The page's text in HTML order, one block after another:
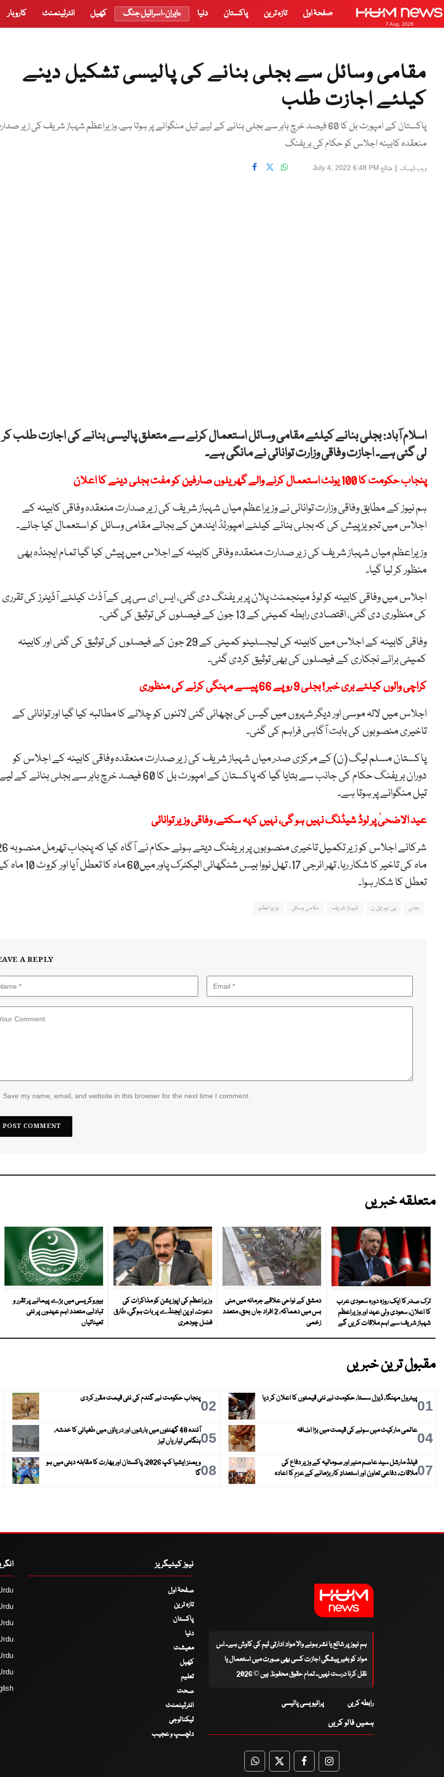
7 Aug, 2026
صفحۂ اول تازہ ترین پاکستان دنیا ایران-اسرائیل جنگ کھیل انٹرٹینمنٹ کاروبار
مقامی وسائل سے بجلی بنانے کی پالیسی تشکیل دینے
کیلئے اجازت طلب
پاکستان کے امپورٹ بل کا 60 فیصد خرچ باہر سے بجلی بنانے کے لیے تیل منگوانے پر ہوتا ہے، وزیراعظم شہباز شریف کی زیر
منعقدہ کابینہ اجلاس کو حکام کی بریفنگ
ویب ڈیسک | شائع July 4, 2022 6:48 PM
اسلام آباد: بجلی بنانے کیلئے مقامی وسائل استعمال کرنے سے متعلق پالیسی بنانے کی اجازت طلب کر
لی گئی ہے۔ اجازت وفاقی وزارت توانائی نے مانگی ہے۔
پنجاب حکومت کا 100 یونٹ استعمال کرنے والے گھریلوں صارفین کو مفت بجلی دینے کا اعلان
ہم نیوز کے مطابق وفاقی وزارت توانائی نے وزیراعظم میاں شہباز شریف کی زیر صدارت منعقدہ وفاقی کابینہ کے
اجلاس میں تجویز پیش کی کہ بجلی بنانے کیلئے امپورٹڈ ایندھن کے بجائے مقامی وسائل کو استعمال کیا جائے۔
وزیراعظم میاں شہباز شریف کی زیر صدارت منعقدہ وفاقی کابینہ کے اجلاس میں پیش کیا گیا تمام ایجنڈہ بھی
منظور کر لیا گیا۔
اجلاس میں وفاقی کابینہ کو لوڈ مینجمنٹ پلان پر بریفنگ دی گئی، ایس ای سی پی کےآڈٹ کیلئے آڈیٹرز کی تقرری
کی منظوری دی گئی، اقتصادی رابطہ کمیٹی کے 13 جون کے فیصلوں کی توثیق کی گئی۔
وفاقی کابینہ کے اجلاس میں کابینہ کی لیجسلیٹو کمیٹی کے 29 جون کے فیصلوں کی توثیق کی گئی اور کابینہ
کمیٹی برائے نجکاری کے فیصلوں کی بھی توثیق کردی گئی۔
کراچی والوں کیلئے بری خبر ! بجلی 9 روپے 66 پیسے مہنگی کرنے کی منظوری
اجلاس میں لالہ موسی اور دیگر شہروں میں گیس کی بچھائی گئی لائنوں کو چلانے کا مطالبہ کیا گیا اور توانائی کے
تاخیری منصوبوں کی بابت آگاہی فراہم کی گئی۔
پاکستان مسلم لیگ (ن) کے مرکزی صدر میاں شہباز شریف کی زیر صدارت منعقدہ وفاقی کابینہ کے اجلاس کو
دوران بریفنگ حکام کی جانب سے بتایا گیا کہ پاکستان کے امپورٹ بل کا 60 فیصد خرچ باہر سے بجلی بنانے کے
تیل منگوانے پر ہوتا ہے۔
عید الاضحیٰ پر لوڈ شیڈنگ نہیں ہو گی، نہیں کہہ سکتے، وفاقی وزیر توانائی
شرکائے اجلاس کو زیر تکمیل تاخیری منصوبوں
ماہ کی تاخیر کا شکار رہا، تھر انرجی 17، تھل نووا بیس شنگھائی الیکٹرک پاور میں60 ماہ
تعطل کا شکار ہوا۔
بجلی پی ایم ایل ن شہباز شریف مقامی وسائل وزیراعظم
A REPLY
Save my name, email, and website in this browser for the next time I comment.
متعلقہ خبریں
ترک صدر کا ایک روزہ دورہ سعودی عرب
کا اعلان، سعودی ولی عہد اور وزیراعظم
شہباز شریف سے اہم ملاقات کریں گے
دمشق کے نواحی علاقے جرمانہ میں منی
بس میں دھماکہ، 2 افراد جاں بحق، متعدد
زخمی
وزیراعظم کی اپوزیشن کو مذاکرات کی
دعوت، اوپن ایجنڈے پر بات ہوگی، طارق
فضل چودھری
بیوروکریسی میں بڑے پیمانے پر تقرر و
تبادلے، متعدد اہم عہدوں پر نئی
تعیناتیاں
مقبول ترین خبریں
01پیٹرول مہنگا، ڈیزل سستا، حکومت نے نئی قیمتوں کا اعلان کر دیا 02پنجاب حکومت نے گندم کی نئی قیمت مقرر کردی
04عالمی مارکیٹ میں سونے کی قیمت میں بڑا اضافہ 05
آئندہ 48 گھنٹوں میں بارشوں اور دریاؤں میں طغیانی کا خدشہ،
ہنگامی تیاریاں تیز
07فیلڈ مارشل سید عاصم منیر اور صومالیہ کے وزیر دفاع کی
ملاقات، دفاعی تعاون اور استعدادِ کار بڑھانے کے عزم کا اعادہ
08
ویمنز ایشیا کپ 2026، پاکستان اور بھارت کا مقابلہ دبئی میں ہو
گا
ہم نیوز پر شائع یا نشر ہونے والا مواد ادارتی ٹیم کی کاوش ہے۔ اس
مواد کو بغیر پیشگی اجازت کسی بھی صورت میں استعمال یا
نقل کرنا درست نہیں۔ تمام حقوق محفوظ ہیں © 2026
رابطہ کریں پرائیویسی پالیسی
ہمیں فالو کریں
WhatsApp
TwitterFacebookFacebook
نیوز کیٹیگریز
صفحۂ اول
تازہ ترین
پاکستان
دنیا
معیشت
کھیل
تعلیم
صحت
انٹرٹینمنٹ
ٹیکنالوجی
دلچسپ و عجیب